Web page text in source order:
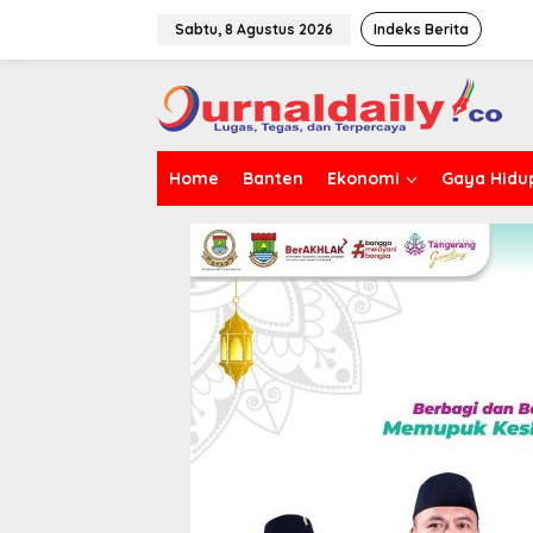
Sabtu, 8 Agustus 2026 Indeks Berita
Home Banten Ekonomi Gaya